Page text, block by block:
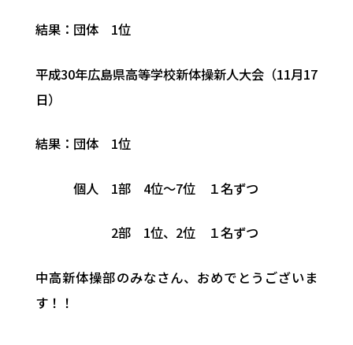
結果：団体 1位
平成30年広島県高等学校新体操新人大会（11月17
日）
結果：団体 1位
個人 1部 4位～7位 １名ずつ
2部 1位、2位 １名ずつ
中高新体操部のみなさん、おめでとうございま
す！！